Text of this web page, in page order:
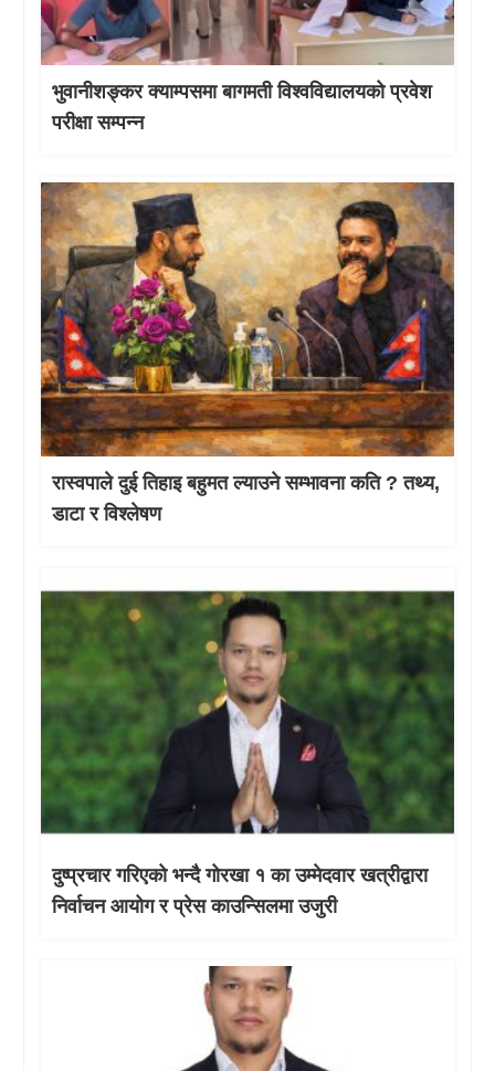
भुवानीशङ्कर क्याम्पसमा बागमती विश्वविद्यालयको प्रवेश
परीक्षा सम्पन्न
रास्वपाले दुई तिहाइ बहुमत ल्याउने सम्भावना कति ? तथ्य,
डाटा र विश्लेषण
दुष्प्रचार गरिएको भन्दै गोरखा १ का उम्मेदवार खत्रीद्वारा
निर्वाचन आयोग र प्रेस काउन्सिलमा उजुरी